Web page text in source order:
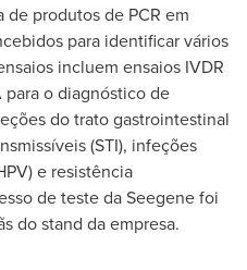
produtos de PCR em
para identificar vários
incluem ensaios IVDR
o diagnóstico de
do trato gastrointestinal
(STI), infeções
e resistência
de teste da Seegene foi
do stand da empresa.